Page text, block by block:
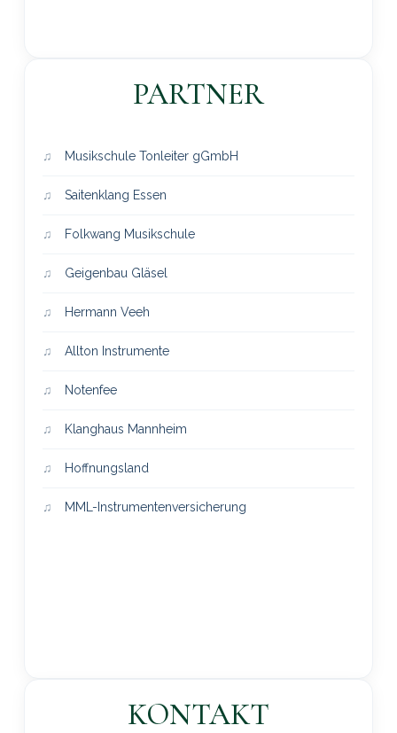
PARTNER
Musikschule Tonleiter gGmbH
Saitenklang Essen
Folkwang Musikschule
Geigenbau Gläsel
Hermann Veeh
Allton Instrumente
Notenfee
Klanghaus Mannheim
Hoffnungsland
MML-Instrumentenversicherung
KONTAKT